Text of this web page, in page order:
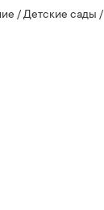
/ Детские сады /